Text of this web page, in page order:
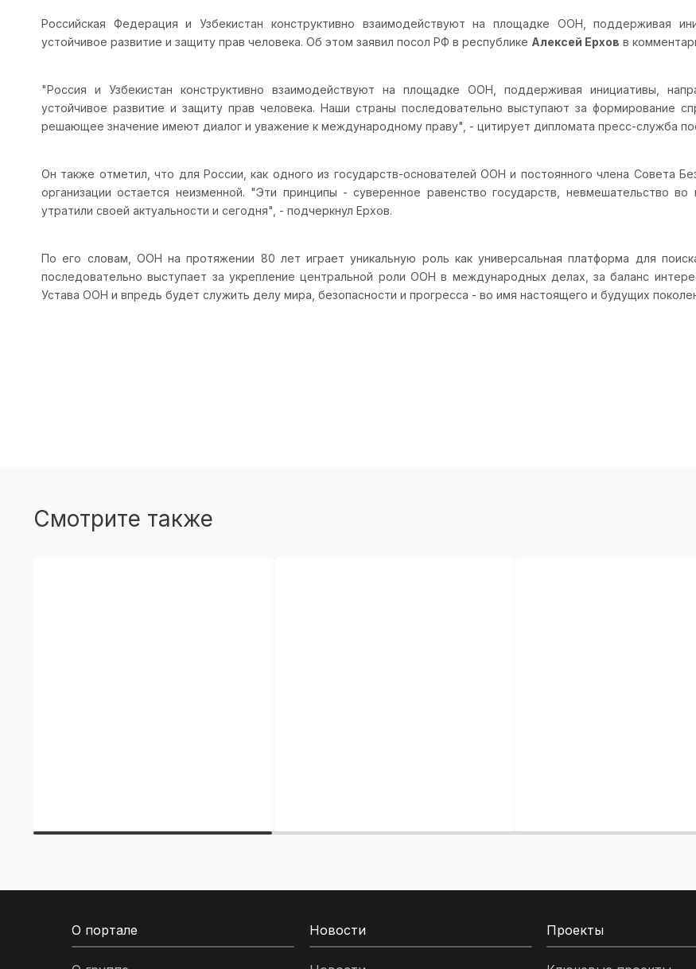
Российская Федерация и Узбекистан конструктивно взаимодействуют на площадке ООН, поддерживая
устойчивое развитие и защиту прав человека. Об этом заявил посол РФ в республике Алексей Ерхов в
"Россия и Узбекистан конструктивно взаимодействуют на площадке ООН, поддерживая инициативы,
устойчивое развитие и защиту прав человека. Наши страны последовательно выступают за формирование
решающее значение имеют диалог и уважение к международному праву", - цитирует дипломата пресс-служба
Он также отметил, что для России, как одного из государств-основателей ООН и постоянного члена Совета
организации остается неизменной. "Эти принципы - суверенное равенство государств, невмешательство
утратили своей актуальности и сегодня", - подчеркнул Ерхов.
По его словам, ООН на протяжении 80 лет играет уникальную роль как универсальная платформа для
последовательно выступает за укрепление центральной роли ООН в международных делах, за баланс
Устава ООН и впредь будет служить делу мира, безопасности и прогресса - во имя настоящего и будущих
Смотрите также
О портале Новости Проекты